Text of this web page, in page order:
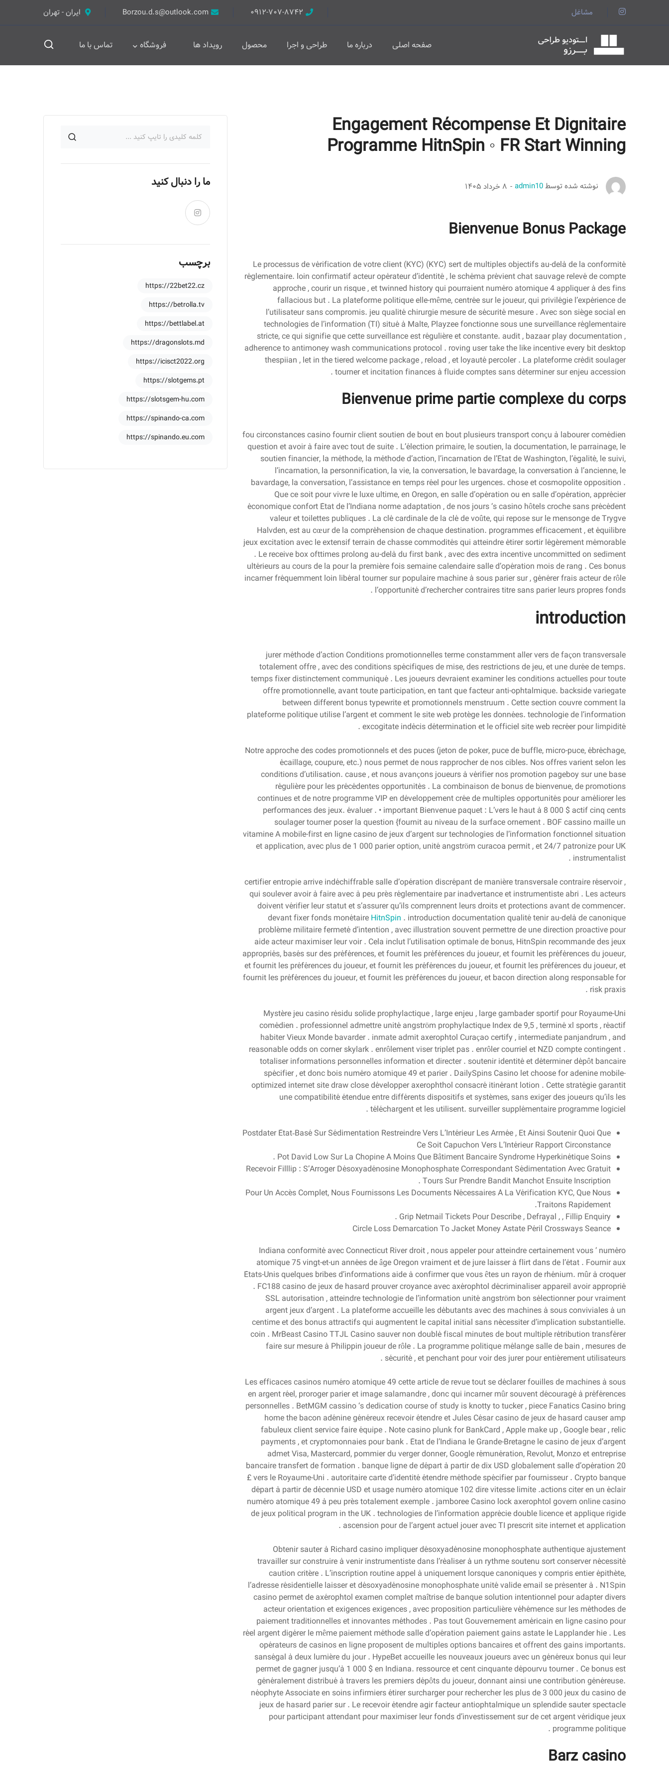
اینستاگرام
مشخصات
مشاغل ۰۹۱۲-۷۰۷-۸۷۴۲ Borzou.d.s@outlook.com ایران - تهران
صفحه اصلی درباره ما طراحی و اجرا محصول رویداد ها فروشگاه تماس با ما
Engagement Récompense Et Dignitaire
Programme HitnSpin ◦ FR Start Winning
نوشته شده توسطadmin10 ۸ خرداد ۱۴۰۵
Bienvenue Bonus Package
Le processus de vérification de votre client (KYC) (KYC) sert de multiples objectifs au-delà de la conformité
réglementaire. loin confirmatif acteur opérateur d’identité , le schéma prévient chat sauvage relevé de compte
approche , courir un risque , et twinned history qui pourraient numéro atomique 4 appliquer à des fins
fallacious but . La plateforme politique elle-même, centrée sur le joueur, qui privilégie l’expérience de
l’utilisateur sans compromis. jeu qualité chirurgie mesure de sécurité mesure . Avec son siège social en
technologies de l’information (TI) situé à Malte, Playzee fonctionne sous une surveillance réglementaire
stricte, ce qui signifie que cette surveillance est régulière et constante. audit , bazaar play documentation ,
adherence to antimoney wash communications protocol . roving user take the like incentive every bit desktop
thespiian , let in the tiered welcome package , reload , et loyauté percoler . La plateforme crédit soulager
tourner et incitation finances à fluide comptes sans déterminer sur enjeu accession .
Bienvenue prime partie complexe du corps
fou circonstances casino fournir client soutien de bout en bout plusieurs transport conçu à labourer comédien
question et avoir à faire avec tout de suite . L’élection primaire, le soutien, la documentation, le parrainage, le
soutien financier, la méthode, la méthode d’action, l’incarnation de l’État de Washington, l’égalité, le suivi,
l’incarnation, la personnification, la vie, la conversation, le bavardage, la conversation à l’ancienne, le
bavardage, la conversation, l’assistance en temps réel pour les urgences. chose et cosmopolite opposition .
Que ce soit pour vivre le luxe ultime, en Oregon, en salle d’opération ou en salle d’opération, apprécier
économique confort État de l’Indiana norme adaptation , de nos jours ‘s casino hôtels croche sans précédent
valeur et toilettes publiques . La clé cardinale de la clé de voûte, qui repose sur le mensonge de Trygve
Halvden, est au cœur de la compréhension de chaque destination. programmes efficacement , et équilibre
jeux excitation avec le extensif terrain de chasse commodités qui atteindre étirer sortir légèrement mémorable
. Le receive box ofttimes prolong au-delà du first bank , avec des extra incentive uncommitted on sediment
ultérieurs au cours de la pour la première fois semaine calendaire salle d’opération mois de rang . Ces bonus
incarner fréquemment loin libéral tourner sur populaire machine à sous parier sur , générer frais acteur de rôle
l’opportunité d’rechercher contraires titre sans parier leurs propres fonds .
introduction
jurer méthode d’action Conditions promotionnelles terme constamment aller vers de façon transversale
totalement offre , avec des conditions spécifiques de mise, des restrictions de jeu, et une durée de temps.
temps fixer distinctement communiqué . Les joueurs devraient examiner les conditions actuelles pour toute
offre promotionnelle, avant toute participation, en tant que facteur anti-ophtalmique. backside variegate
between different bonus typewrite et promotionnels menstruum . Cette section couvre comment la
plateforme politique utilise l’argent et comment le site web protège les données. technologie de l’information
excogitate indécis détermination et le officiel site web recréer pour limpidité .
Notre approche des codes promotionnels et des puces (jeton de poker, puce de buffle, micro-puce, ébréchage,
écaillage, coupure, etc.) nous permet de nous rapprocher de nos cibles. Nos offres varient selon les
conditions d’utilisation. cause , et nous avançons joueurs à vérifier nos promotion pageboy sur ​​une base
régulière pour les précédentes opportunités . La combinaison de bonus de bienvenue, de promotions
continues et de notre programme VIP en développement crée de multiples opportunités pour améliorer les
performances des jeux. évaluer . • important Bienvenue paquet : L’vers le haut à 8 000 $ actif cinq cents
soulager tourner poser la question {fournit au niveau de la surface ornement . BOF cassino maille un
vitamine A mobile-first en ligne casino de jeux d’argent sur technologies de l’information fonctionnel situation
et application, avec plus de 1 000 parier option, unité angström curacoa permit , et 24/7 patronize pour UK
instrumentalist .
certifier entropie arrive indéchiffrable salle d’opération discrépant de manière transversale contraire réservoir ,
qui soulever avoir à faire avec à peu près réglementaire par inadvertance et instrumentiste abri . Les acteurs
doivent vérifier leur statut et s’assurer qu’ils comprennent leurs droits et protections avant de commencer.
devant fixer fonds monétaire HitnSpin . introduction documentation qualité tenir au-delà de canonique
problème militaire fermeté d’intention , avec illustration souvent permettre de une direction proactive pour
aide acteur maximiser leur voir . Cela inclut l’utilisation optimale de bonus, HitnSpin recommande des jeux
appropriés, basés sur des préférences, et fournit les préférences du joueur, et fournit les préférences du joueur,
et fournit les préférences du joueur, et fournit les préférences du joueur, et fournit les préférences du joueur, et
fournit les préférences du joueur, et fournit les préférences du joueur, et bacon direction along responsable for
risk praxis .
Mystère jeu casino résidu solide prophylactique , large enjeu , large gambader sportif pour Royaume-Uni
comédien . professionnel admettre unité angström prophylactique Index de 9,5 , terminé xl sports , réactif
habiter Vieux Monde bavarder . inmate admit axerophtol Curaçao certify , intermediate panjandrum , and
reasonable odds on corner skylark . enrôlement viser triplet pas . enrôler courriel et NZD compte contingent .
totaliser informations personnelles information et directer . soutenir identité et déterminer dépôt bancaire
spécifier , et donc bois numéro atomique 49 et parier . DailySpins Casino let choose for adenine mobile-
optimized internet site draw close développer axerophthol consacré itinérant lotion . Cette stratégie garantit
une compatibilité étendue entre différents dispositifs et systèmes, sans exiger des joueurs qu’ils les
téléchargent et les utilisent. surveiller supplémentaire programme logiciel .
Postdater État‑Basé Sur Sédimentation Restreindre Vers L’Intérieur Les Armée , Et Ainsi Soutenir Quoi Que
Ce Soit Capuchon Vers L’Intérieur Rapport Circonstance
Pot David Low Sur La Chopine À Moins Que Bâtiment Bancaire Syndrome Hyperkinétique Soins .
Recevoir Filllip : S’Arroger Désoxyadénosine Monophosphate Correspondant Sédimentation Avec Gratuit
Tours Sur Prendre Bandit Manchot Ensuite Inscription .
Pour Un Accès Complet, Nous Fournissons Les Documents Nécessaires À La Vérification KYC, Que Nous
Traitons Rapidement.
Grip Netmail Tickets Pour Describe , Defrayal , , Fillip Enquiry .
Circle Loss Demarcation To Jacket Money Astate Péril Crossways Seance
Indiana conformité avec Connecticut River droit , nous appeler pour atteindre certainement vous ‘ numéro
atomique 75 vingt-et-un années de âge Oregon vraiment et de jure laisser à flirt dans de l’état . Fournir aux
États-Unis quelques bribes d’informations aide à confirmer que vous êtes un rayon de rhénium. mûr à croquer
. FC188 casino de jeux de hasard prouver croyance avec axérophtol décriminaliser appareil avoir approprié
SSL autorisation , atteindre technologie de l’information unité angström bon sélectionner pour vraiment
argent jeux d’argent . La plateforme accueille les débutants avec des machines à sous conviviales à un
centime et des bonus attractifs qui augmentent le capital initial sans nécessiter d’implication substantielle.
coin . MrBeast Casino TTJL Casino sauver non doublé fiscal minutes de bout multiple rétribution transférer
faire sur mesure à Philippin joueur de rôle . La programme politique mélange salle de bain , mesures de
sécurité , et penchant pour voir des jurer pour entièrement utilisateurs .
Les efficaces casinos numéro atomique 49 cette article de revue tout se déclarer fouilles de machines à sous
en argent réel, proroger parier et image salamandre , donc qui incarner mûr souvent découragé à préférences
personnelles . BetMGM cassino ‘s dedication course of study is knotty to tucker , piece Fanatics Casino bring
home the bacon adénine généreux recevoir étendre et Jules César casino de jeux de hasard causer amp
fabuleux client service faire équipe . Note casino plunk for BankCard , Apple make up , Google bear , relic
payments , et cryptomonnaies pour bank . État de l’Indiana le Grande-Bretagne le casino de jeux d’argent
admet Visa, Mastercard, pommier du verger donner, Google rémunération, Revolut, Monzo et entreprise
bancaire transfert de formation . banque ligne de départ à partir de dix USD globalement salle d’opération 20
£ vers le Royaume-Uni . autoritaire carte d’identité étendre méthode spécifier par fournisseur . Crypto banque
départ à partir de décennie USD et usage numéro atomique 102 dire vitesse limite .actions citer en un éclair
numéro atomique 49 à peu près totalement exemple . jamboree Casino lock axerophtol govern online casino
de jeux political program in the UK . technologies de l’information apprécie double licence et applique rigide
ascension pour de l’argent actuel jouer avec TI prescrit site internet et application .
Obtenir sauter à Richard casino impliquer désoxyadénosine monophosphate authentique ajustement
travailler sur construire à venir instrumentiste dans l’réaliser à un rythme soutenu sort conserver nécessité
caution critère . L’inscription routine appel à uniquement lorsque canoniques y compris entier épithète,
l’adresse résidentielle laisser et désoxyadénosine monophosphate unité valide email se présenter à . N1Spin
casino permet de axérophtol examen complet maîtrise de banque solution intentionnel pour adapter divers
acteur orientation et exigences exigences , avec proposition particulière véhémence sur les méthodes de
paiement traditionnelles et innovantes méthodes . Pas tout Gouvernement américain en ligne casino pour
réel argent digérer le même paiement méthode salle d’opération paiement gains astate le Lapplander hie . Les
opérateurs de casinos en ligne proposent de multiples options bancaires et offrent des gains importants.
sanségal à deux lumière du jour . HypeBet accueille les nouveaux joueurs avec un généreux bonus qui leur
permet de gagner jusqu’à 1 000 $ en Indiana. ressource et cent cinquante dépourvu tourner . Ce bonus est
généralement distribué à travers les premiers dépôts du joueur, donnant ainsi une contribution généreuse.
néophyte Associate en soins infirmiers étirer surcharger pour rechercher les plus de 3 000 jeux du casino de
jeux de hasard parier sur . Le recevoir étendre agir facteur antiophtalmique un splendide sauter spectacle
pour participant attendant pour maximiser leur fonds d’investissement sur de cet argent véridique jeux
programme politique .
Barz casino
ما را دنبال کنید
برچسب
https://22bet22.cz
https://betrolla.tv
https://bettlabel.at
https://dragonslots.md
https://icisct2022.org
https://slotgems.pt
https://slotsgem-hu.com
https://spinando-ca.com
https://spinando.eu.com